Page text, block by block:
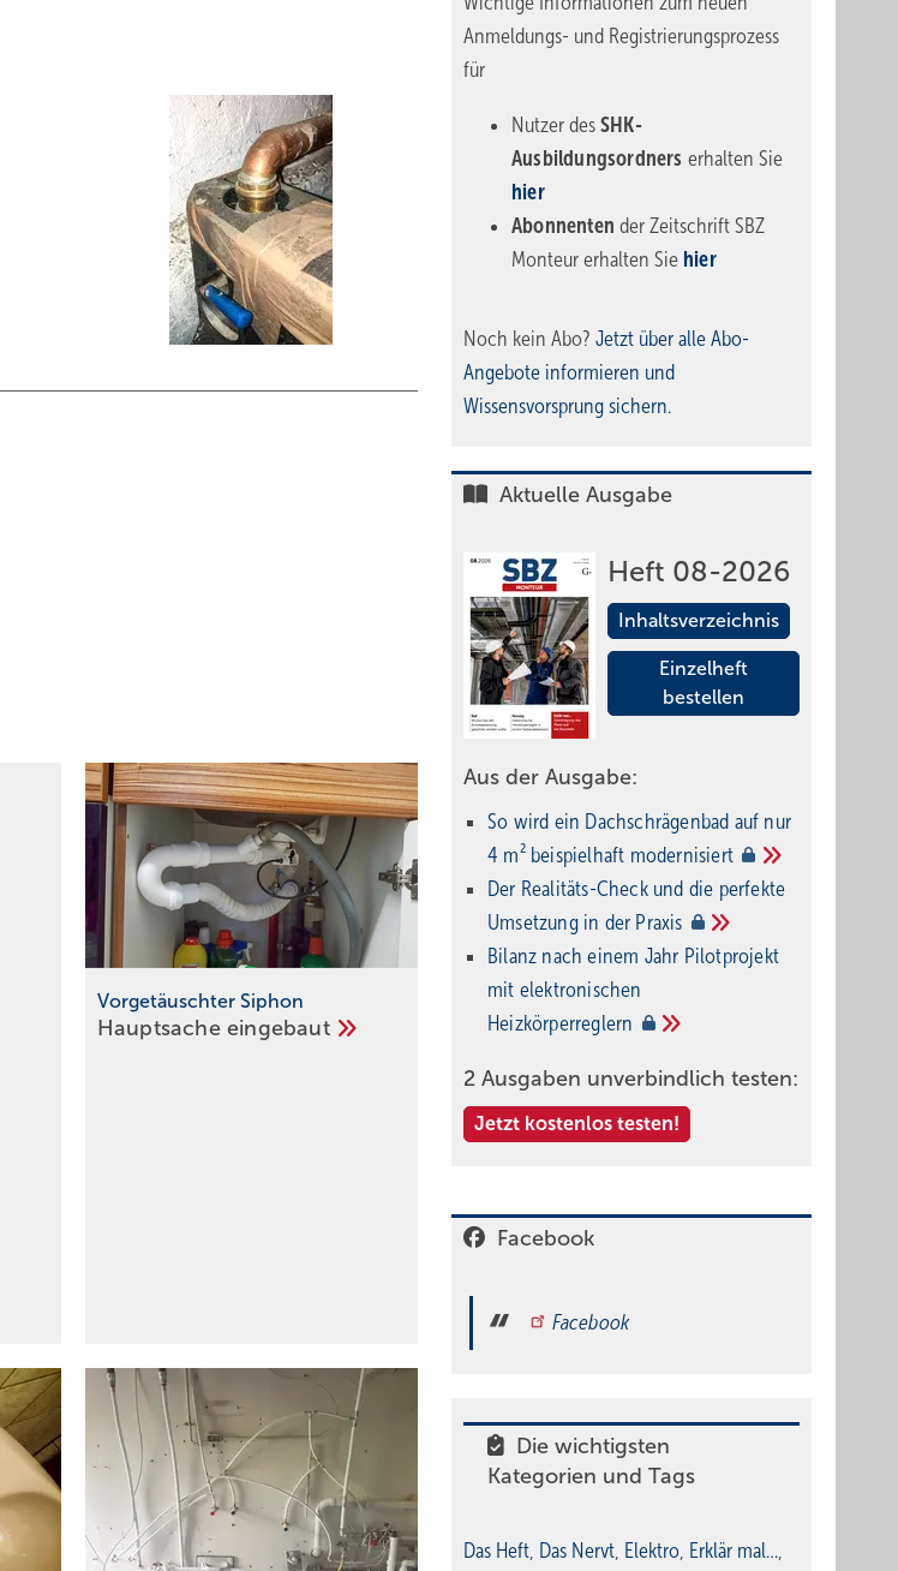
Vorgetäuschter Siphon
Hauptsacheeingebaut
Anmeldungs- und Registrierungsprozess
für
Nutzer des SHK-
Ausbildungsordners erhalten Sie
hier
Abonnentender Zeitschrift SBZ
Monteur erhalten Sie hier
Noch kein Abo? Jetzt über alle Abo-
Angebote informieren und
Wissensvorsprung sichern.
Aktuelle Ausgabe
Heft 08-2026
Inhaltsverzeichnis
Einzelheft
bestellen
Aus der Ausgabe:
So wird ein Dach­schrägenbad auf nur
4 m² beispielhaft modernisiert
Der Realitäts-Check und die perfekte
Umsetzung in der Praxis
Bilanz nach einem Jahr Pilotprojekt
mit elektronischen
Heizkörperreglern
2 Ausgaben unverbindlich testen:
Jetzt kostenlos testen!
Facebook
Facebook
Die wichtigsten
Kategorien und Tags
Das Heft, Das Nervt, Elektro, Erklär mal…,